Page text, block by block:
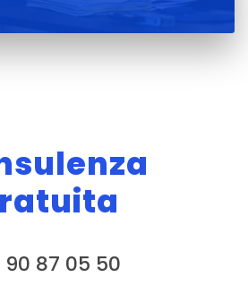
90 87 05 50